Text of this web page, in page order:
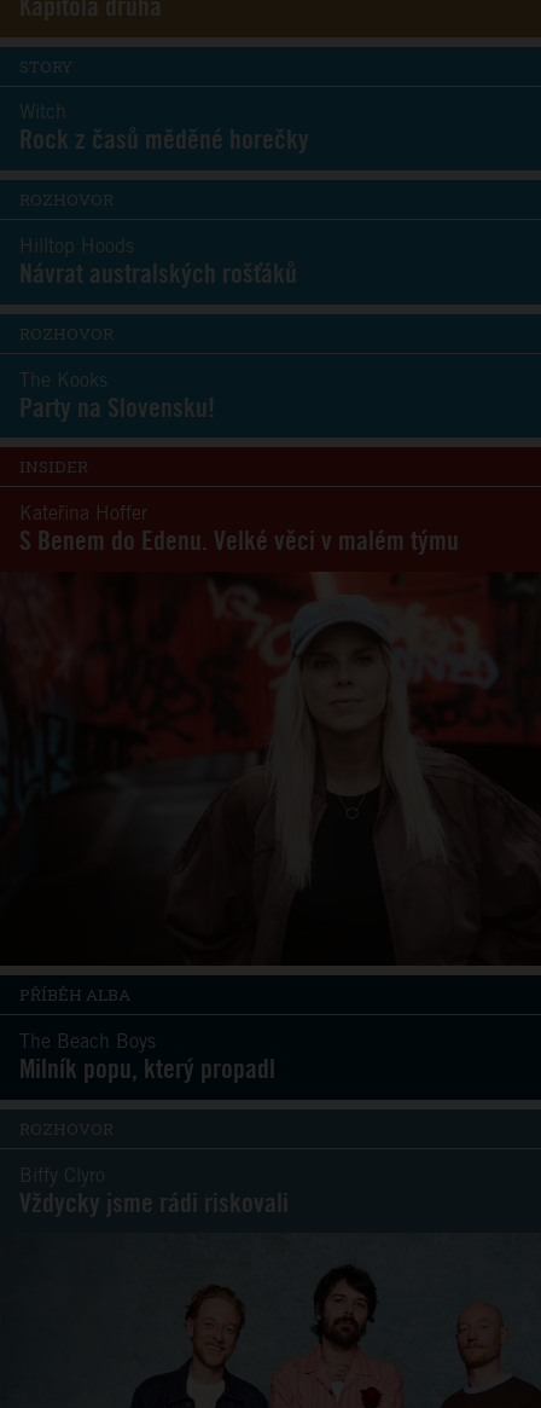
STORY
Witch
Rock z časů měděné horečky
ROZHOVOR
Hilltop Hoods
Návrat australských rošťáků
ROZHOVOR
The Kooks
Party na Slovensku!
INSIDER
Kateřina Hoffer
S Benem do Edenu. Velké věci v malém týmu
PŘÍBĚH ALBA
The Beach Boys
Milník popu, který propadl
ROZHOVOR
Biffy Clyro
Vždycky jsme rádi riskovali